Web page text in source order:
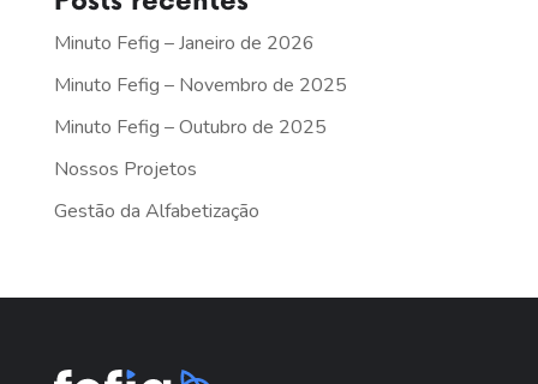
Minuto Fefig – Janeiro de 2026
Minuto Fefig – Novembro de 2025
Minuto Fefig – Outubro de 2025
Nossos Projetos
Gestão da Alfabetização